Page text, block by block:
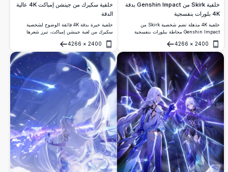
خلفية Skirk من Genshin Impact بدقة
4K بلورات بنفسجية
خلفية 4K مذهلة تضم شخصية Skirk من
Genshin Impact محاطة ببلورات بنفسجية
البنفسجي العميق والشظايا الهندسية الجليدية
بأسلوب فن رقمي عالي الدقة.
2400
×
4266
فتح
خلفية سكيرك من جينشن إمباكت 4K عالية
الدقة
خلفية خيرة بدقة 4K فائقة الوضوح لشخصية
سكيرك من لعبة جينشن إمباكت، تبرز شعرها
والأبيض على خلفية زرقاء كونية عميقة مع تصاميم
هندسية.
2400
×
4266
فتح